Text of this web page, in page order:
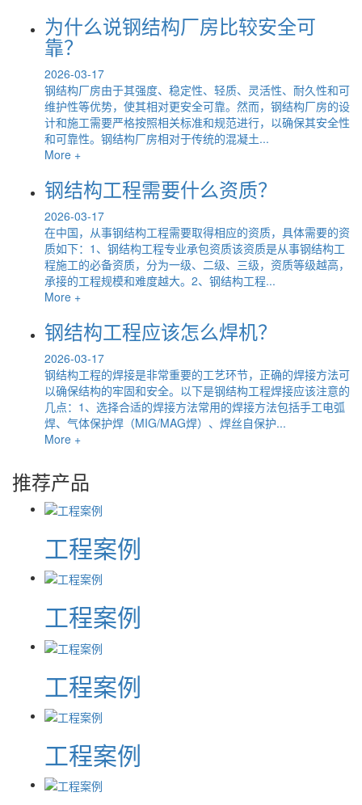
为什么说钢结构厂房比较安全可
靠？
2026-03-17
钢结构厂房由于其强度、稳定性、轻质、灵活性、耐久性和可
维护性等优势，使其相对更安全可靠。然而，钢结构厂房的设
计和施工需要严格按照相关标准和规范进行，以确保其安全性
和可靠性。钢结构厂房相对于传统的混凝土...
More +
钢结构工程需要什么资质？
2026-03-17
在中国，从事钢结构工程需要取得相应的资质，具体需要的资
质如下：1、钢结构工程专业承包资质该资质是从事钢结构工
程施工的必备资质，分为一级、二级、三级，资质等级越高，
承接的工程规模和难度越大。2、钢结构工程...
More +
钢结构工程应该怎么焊机？
2026-03-17
钢结构工程的焊接是非常重要的工艺环节，正确的焊接方法可
以确保结构的牢固和安全。以下是钢结构工程焊接应该注意的
几点：1、选择合适的焊接方法常用的焊接方法包括手工电弧
焊、气体保护焊（MIG/MAG焊）、焊丝自保护...
More +
推荐产品
工程案例
工程案例
工程案例
工程案例